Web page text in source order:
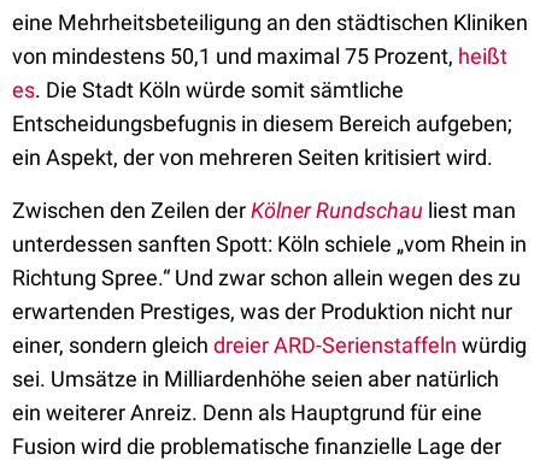
eine Mehrheitsbeteiligung an den städtischen Kliniken
von mindestens 50,1 und maximal 75 Prozent, heißt
es. Die Stadt Köln würde somit sämtliche
Entscheidungsbefugnis in diesem Bereich aufgeben;
ein Aspekt, der von mehreren Seiten kritisiert wird.
Zwischen den Zeilen derKölner Rundschau liest man
unterdessen sanften Spott: Köln schiele „vom Rhein in
Richtung Spree.“ Und zwar schon allein wegen des zu
erwartenden Prestiges, was der Produktion nicht nur
einer, sondern gleich dreier ARD-Serienstaffeln würdig
sei. Umsätze in Milliardenhöhe seien aber natürlich
ein weiterer Anreiz. Denn als Hauptgrund für eine
Fusion wird die problematische finanzielle Lage der